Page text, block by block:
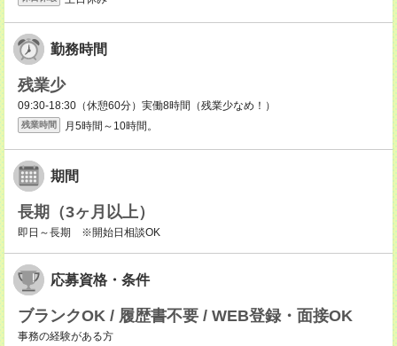
勤務時間
残業少
09:30-18:30（休憩60分）実働8時間（残業少なめ！）
残業時間 月5時間～10時間。
期間
長期（3ヶ月以上）
即日～長期 ※開始日相談OK
応募資格・条件
ブランクOK / 履歴書不要 / WEB登録・面接OK
事務の経験がある方